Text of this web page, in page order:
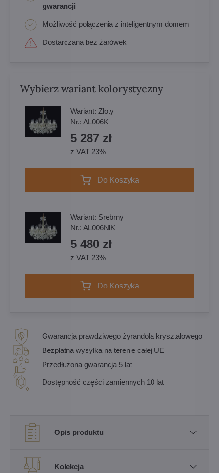
gwarancji
Możliwość połączenia z inteligentnym domem
Dostarczana bez żarówek
Wybierz wariant kolorystyczny
Wariant: Złoty
Nr.: AL006K
5 287 zł
z VAT 23%
Do Koszyka
Wariant: Srebrny
Nr.: AL006NiK
5 480 zł
z VAT 23%
Do Koszyka
Gwarancja prawdziwego żyrandola kryształowego
Bezpłatna wysyłka na terenie całej UE
Przedłużona gwarancja 5 lat
Dostępność części zamiennych 10 lat
Opis produktu
Kolekcja